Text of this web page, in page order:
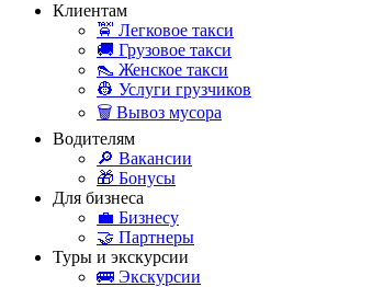
Клиентам
🚖 Легковое такси
🚚 Грузовое такси
👠 Женское такси
👷 Услуги грузчиков
🗑️ Вывоз мусора
Водителям
🔎 Вакансии
🎁 Бонусы
Для бизнеса
💼 Бизнесу
🤝 Партнеры
Туры и экскурсии
🚌 Экскурсии